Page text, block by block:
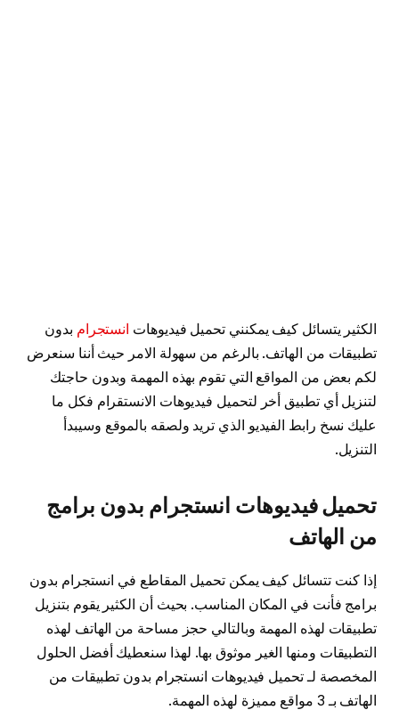
الكثير يتسائل كيف يمكنني تحميل فيديوهات انستجرام بدون
تطبيقات من الهاتف. بالرغم من سهولة الامر حيث أننا سنعرض
لكم بعض من المواقع التي تقوم بهذه المهمة وبدون حاجتك
لتنزيل أي تطبيق أخر لتحميل فيديوهات الانستقرام فكل ما
عليك نسخ رابط الفيديو الذي تريد ولصقه بالموقع وسيبدأ
التنزيل.
تحميل فيديوهات انستجرام بدون برامج
من الهاتف
إذا كنت تتسائل كيف يمكن تحميل المقاطع في انستجرام بدون
برامج فأنت في المكان المناسب. بحيث أن الكثير يقوم بتنزيل
تطبيقات لهذه المهمة وبالتالي حجز مساحة من الهاتف لهذه
التطبيقات ومنها الغير موثوق بها. لهذا سنعطيك أفضل الحلول
المخصصة لـ تحميل فيديوهات انستجرام بدون تطبيقات من
الهاتف بـ 3 مواقع مميزة لهذه المهمة.